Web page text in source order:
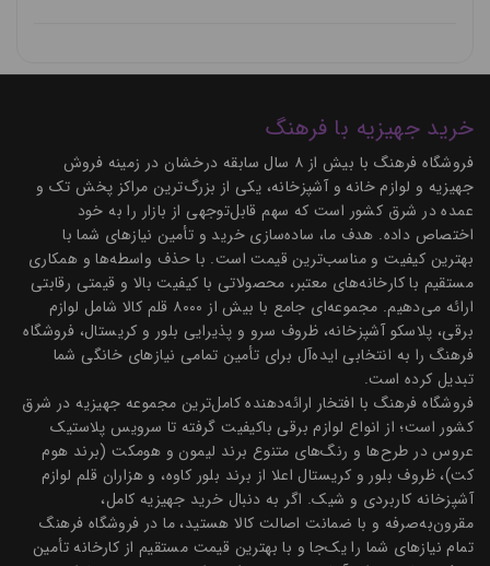
خرید جهیزیه با فرهنگ
فروشگاه فرهنگ با بیش از ۸ سال سابقه درخشان در زمینه فروش
جهیزیه و لوازم خانه و آشپزخانه، یکی از بزرگ‌ترین مراکز پخش تک و
عمده در شرق کشور است که سهم قابل‌توجهی از بازار را به خود
اختصاص داده. هدف ما، ساده‌سازی خرید و تأمین نیازهای شما با
بهترین کیفیت و مناسب‌ترین قیمت است. با حذف واسطه‌ها و همکاری
مستقیم با کارخانه‌های معتبر، محصولاتی با کیفیت بالا و قیمتی رقابتی
ارائه می‌دهیم. مجموعه‌ای جامع با بیش از ۸۰۰۰ قلم کالا شامل لوازم
برقی، پلاسکو آشپزخانه، ظروف سرو و پذیرایی بلور و کریستال، فروشگاه
فرهنگ را به انتخابی ایده‌آل برای تأمین تمامی نیازهای خانگی شما
تبدیل کرده است.
فروشگاه فرهنگ با افتخار ارائه‌دهنده کامل‌ترین مجموعه جهیزیه در شرق
کشور است؛ از انواع لوازم برقی باکیفیت گرفته تا سرویس پلاستیک
عروس در طرح‌ها و رنگ‌های متنوع برند لیمون و هومکت (برند هوم
کت)، ظروف بلور و کریستال اعلا از برند بلور کاوه، و هزاران قلم لوازم
آشپزخانه کاربردی و شیک. اگر به دنبال خرید جهیزیه کامل،
مقرون‌به‌صرفه و با ضمانت اصالت کالا هستید، ما در فروشگاه فرهنگ
تمام نیازهای شما را یک‌جا و با بهترین قیمت مستقیم از کارخانه تأمین